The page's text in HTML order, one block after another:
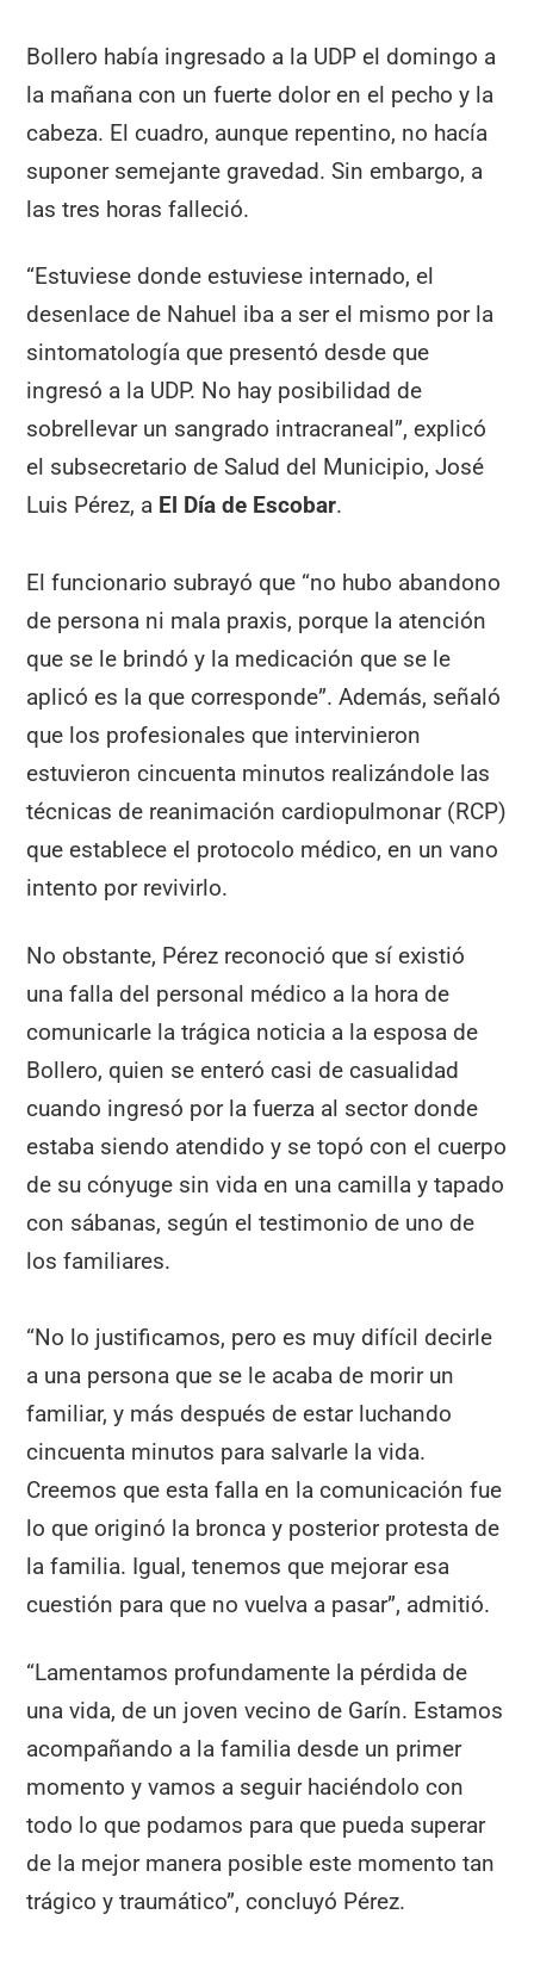
Bollero había ingresado a la UDP el domingo a
la mañana con un fuerte dolor en el pecho y la
cabeza. El cuadro, aunque repentino, no hacía
suponer semejante gravedad. Sin embargo, a
las tres horas falleció.
“Estuviese donde estuviese internado, el
desenlace de Nahuel iba a ser el mismo por la
sintomatología que presentó desde que
ingresó a la UDP. No hay posibilidad de
sobrellevar un sangrado intracraneal”, explicó
el subsecretario de Salud del Municipio, José
Luis Pérez, a El Día de Escobar.
El funcionario subrayó que “no hubo abandono
de persona ni mala praxis, porque la atención
que se le brindó y la medicación que se le
aplicó es la que corresponde”. Además, señaló
que los profesionales que intervinieron
estuvieron cincuenta minutos realizándole las
técnicas de reanimación cardiopulmonar (RCP)
que establece el protocolo médico, en un vano
intento por revivirlo.
No obstante, Pérez reconoció que sí existió
una falla del personal médico a la hora de
comunicarle la trágica noticia a la esposa de
Bollero, quien se enteró casi de casualidad
cuando ingresó por la fuerza al sector donde
estaba siendo atendido y se topó con el cuerpo
de su cónyuge sin vida en una camilla y tapado
con sábanas, según el testimonio de uno de
los familiares.
“No lo justificamos, pero es muy difícil decirle
a una persona que se le acaba de morir un
familiar, y más después de estar luchando
cincuenta minutos para salvarle la vida.
Creemos que esta falla en la comunicación fue
lo que originó la bronca y posterior protesta de
la familia. Igual, tenemos que mejorar esa
cuestión para que no vuelva a pasar”, admitió.
“Lamentamos profundamente la pérdida de
una vida, de un joven vecino de Garín. Estamos
acompañando a la familia desde un primer
momento y vamos a seguir haciéndolo con
todo lo que podamos para que pueda superar
de la mejor manera posible este momento tan
trágico y traumático”, concluyó Pérez.